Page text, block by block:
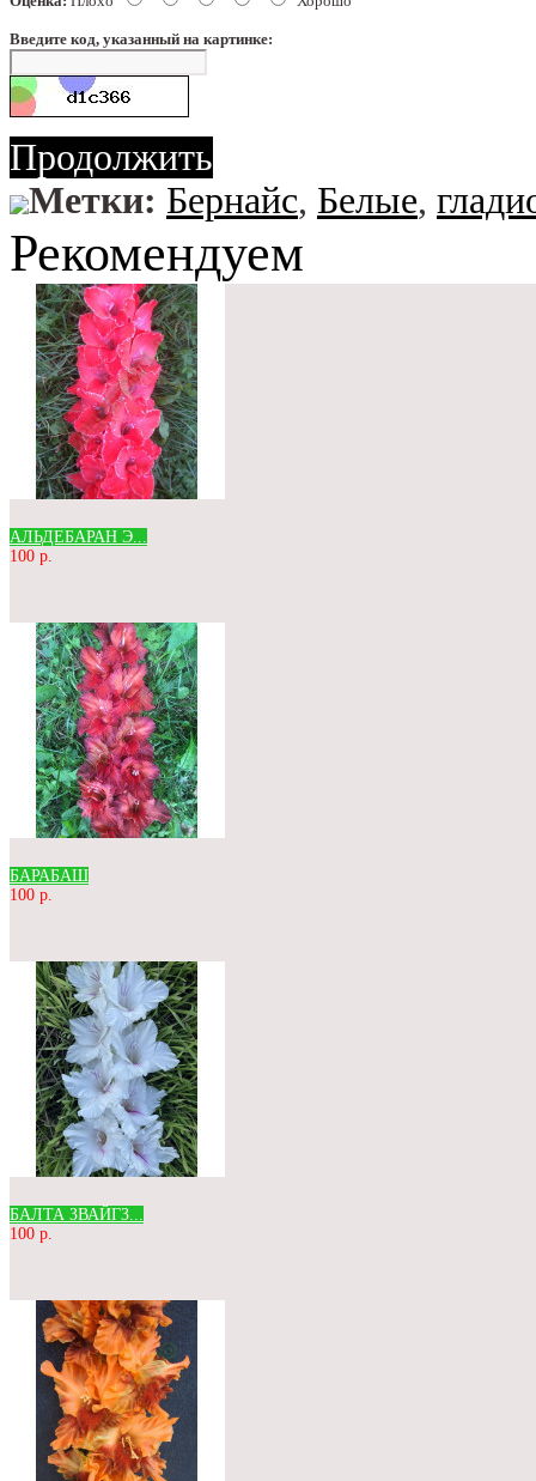
Введите код, указанный на картинке:
Продолжить
Метки: Бернайс, Белые,
Рекомендуем
АЛЬДЕБАРАН Э...
100 р.
БАРАБАШ
100 р.
БАЛТА ЗВАЙГЗ...
100 р.